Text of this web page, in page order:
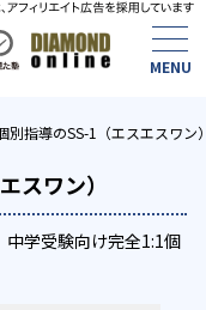
別指導のSS-1（エスエスワン
スワン）
学受験向け完全1:1個